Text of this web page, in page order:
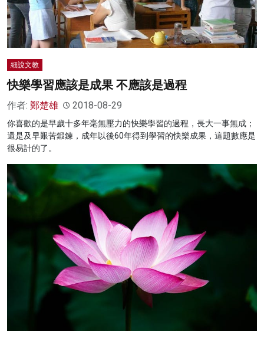
細說文教
快樂學習應該是成果 不應該是過程
作者: 鄭楚雄 2018-08-29
你喜歡的是早歲十多年毫無壓力的快樂學習的過程，長大一事無成；
還是及早艱苦鍛鍊，成年以後60年得到學習的快樂成果，這題數應是
很易計的了。